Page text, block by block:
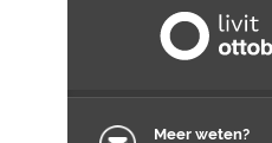
Meer weten?